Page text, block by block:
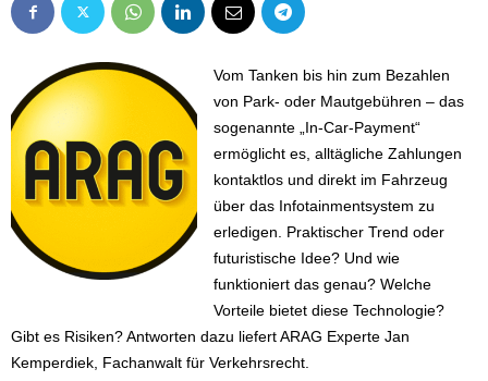
Vom Tanken bis hin zum Bezahlen
von Park- oder Mautgebühren – das
sogenannte „In-Car-Payment“
ermöglicht es, alltägliche Zahlungen
kontaktlos und direkt im Fahrzeug
über das Infotainmentsystem zu
erledigen. Praktischer Trend oder
futuristische Idee? Und wie
funktioniert das genau? Welche
Vorteile bietet diese Technologie?
Gibt es Risiken? Antworten dazu liefert ARAG Experte Jan
Kemperdiek, Fachanwalt für Verkehrsrecht.